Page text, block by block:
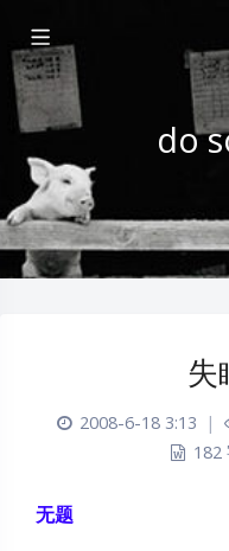
do
失
2008-6-18 3:13 |
182
无题